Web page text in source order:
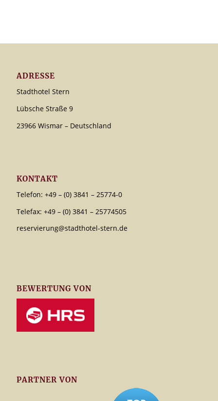
ADRESSE
Stadthotel Stern
Lübsche Straße 9
23966 Wismar – Deutschland
KONTAKT
Telefon: +49 – (0) 3841 – 25774-0
Telefax: +49 – (0) 3841 – 25774505
reservierung@stadthotel-stern.de
BEWERTUNG VON
PARTNER VON